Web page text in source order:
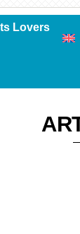
Lovers